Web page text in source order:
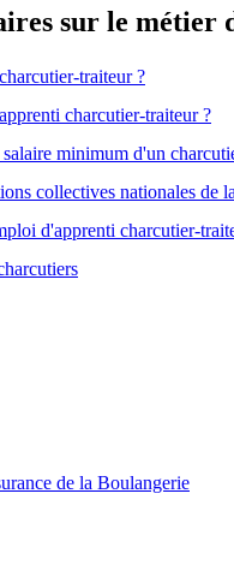
sur le métier
traiteur ?
charcutier-traiteur ?
minimum d'un
collectives nationales de
d'apprenti charcutier-
de la Boulangerie